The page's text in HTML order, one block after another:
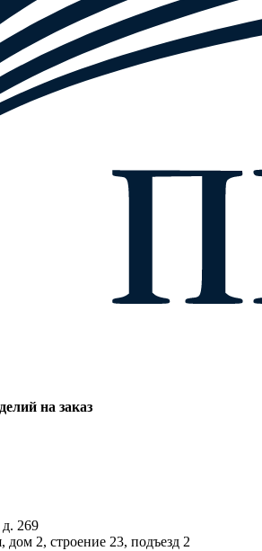
на заказ
269
2, строение 23, подъезд 2